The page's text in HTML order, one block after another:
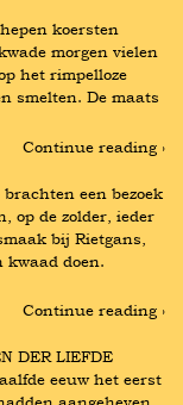
koersten
morgen vielen
het rimpelloze
smelten. De maats
Continue reading ›
een bezoek
op de zolder, ieder
bij Rietgans,
kwaad doen.
Continue reading ›
DER LIEFDE
eeuw het eerst